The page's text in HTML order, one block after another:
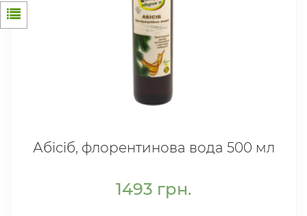
Абісіб, флорентинова вода 500 мл
1493 грн.